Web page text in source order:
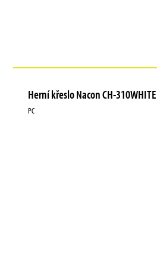
Herní křeslo Nacon CH-310WHITE
PC